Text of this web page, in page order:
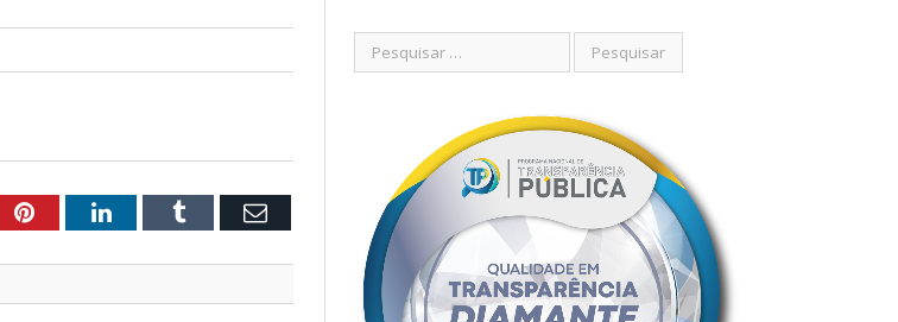
PinterestLinkedInTumblr Email